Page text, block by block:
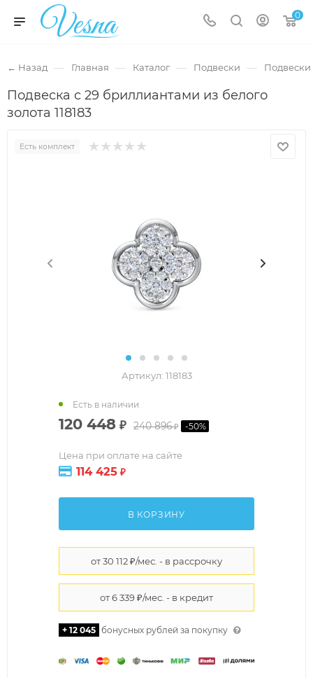
0
← Назад — Главная — Каталог — Подвески — Подвески
Подвеска с 29 бриллиантами из белого
золота 118183
Есть комплект
Артикул: 118183
120 448 ₽ 240 896₽ -50%
Цена при оплате на сайте
114 425 ₽
Есть в наличии
В КОРЗИНУ
+ 12 045 бонусных рублей за покупку